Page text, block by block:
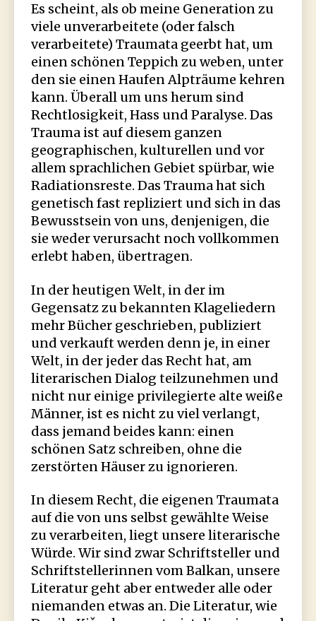
Es scheint, als ob meine Generation zu
viele unverarbeitete (oder falsch
verarbeitete) Traumata geerbt hat, um
einen schönen Teppich zu weben, unter
den sie einen Haufen Alpträume kehren
kann. Überall um uns herum sind
Rechtlosigkeit, Hass und Paralyse. Das
Trauma ist auf diesem ganzen
geographischen, kulturellen und vor
allem sprachlichen Gebiet spürbar, wie
Radiationsreste. Das Trauma hat sich
genetisch fast repliziert und sich in das
Bewusstsein von uns, denjenigen, die
sie weder verursacht noch vollkommen
erlebt haben, übertragen.
In der heutigen Welt, in der im
Gegensatz zu bekannten Klageliedern
mehr Bücher geschrieben, publiziert
und verkauft werden denn je, in einer
Welt, in der jeder das Recht hat, am
literarischen Dialog teilzunehmen und
nicht nur einige privilegierte alte weiße
Männer, ist es nicht zu viel verlangt,
dass jemand beides kann: einen
schönen Satz schreiben, ohne die
zerstörten Häuser zu ignorieren.
In diesem Recht, die eigenen Traumata
auf die von uns selbst gewählte Weise
zu verarbeiten, liegt unsere literarische
Würde. Wir sind zwar Schriftsteller und
Schriftstellerinnen vom Balkan, unsere
Literatur geht aber entweder alle oder
niemanden etwas an. Die Literatur, wie